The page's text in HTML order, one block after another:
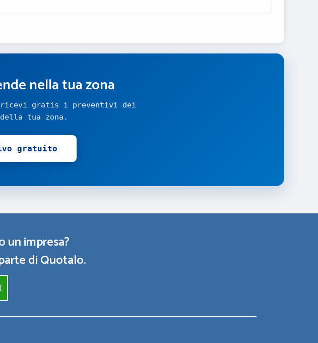
nella tua zona
gratis i preventivi dei
tua zona.
gratuito
un impresa?
di Quotalo.